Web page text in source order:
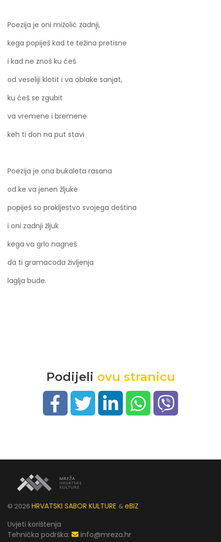
Poezija je oni mižolić zadnji,
kega popiješ kad te težina pretisne
i kad ne znoš ku ćeš
od veseliji klotit i va oblake sanjat,
ku ćeš se zgubit
va vremene i bremene
keh ti don na put stavi
Poezija je ona bukaleta rasana
od ke va jenen žljuke
popiješ so prokljestvo svojega deština
i oni zadnji žljuk
kega va grlo nagneš
da ti gramacoda življenja
laglja bude.
Podijeli ovu stranicu
© 2026 HRVATSKI SABOR KULTURE &eBIZ
Uvjeti korištenja
Tehnička podrška:
info@mreza.hr